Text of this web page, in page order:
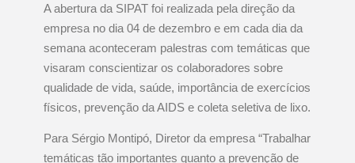
A abertura da SIPAT foi realizada pela direção da
empresa no dia 04 de dezembro e em cada dia da
semana aconteceram palestras com temáticas que
visaram conscientizar os colaboradores sobre
qualidade de vida, saúde, importância de exercícios
físicos, prevenção da AIDS e coleta seletiva de lixo.
Para Sérgio Montipó, Diretor da empresa “Trabalhar
temáticas tão importantes quanto a prevenção de